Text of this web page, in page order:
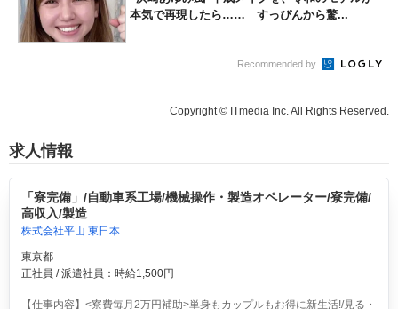
本気で再現したら…… すっぴんから驚...
Recommended by
Copyright © ITmedia Inc. All Rights Reserved.
求人情報
「寮完備」/自動車系工場/機械操作・製造オペレーター/寮完備/
高収入/製造
株式会社平山 東日本
東京都
正社員 / 派遣社員：時給1,500円
【仕事内容】<寮費毎月2万円補助>単身もカップルもお得に新生活!/見る・